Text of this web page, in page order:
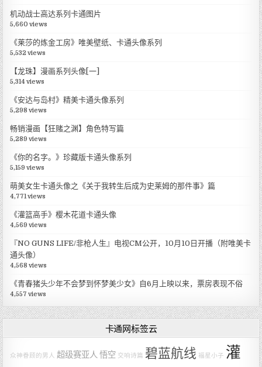
机动战士高达系列卡通图片
5,660 views
《莱莎的炼金工房》唯美壁纸、卡通头像系列
5,532 views
【龙珠】漫画系列头像[一]
5,314 views
《安达与岛村》精美卡通头像系列
5,298 views
畅销漫画【狂赌之渊】角色特写篇
5,289 views
《你的名字。》珍藏版卡通头像系列
5,159 views
萌美女生卡通头像之《关于我转生后成为史莱姆的那件事》篇
4,771 views
《灌篮高手》樱木花道卡通头像
4,569 views
『NO GUNS LIFE/非枪人生』电视CM公开，10月10日开播（附唯美卡
通头像）
4,568 views
《青春猪头少年不会梦到怀梦美少女》自6月上映以来，票房表现不俗
4,557 views
卡通网标签云
众神眷顾的男人 超级赛亚人 悟空 交响诗篇 碧蓝航线 福星小子 灌